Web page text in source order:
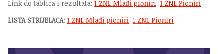
Link do tablica i rezultata: 1 ZNL Mlađi pioniri 1 ZNL Pioniri
LISTA STRIJELACA: 1 ZNL Mlađi pioniri 1 ZNL Pioniri